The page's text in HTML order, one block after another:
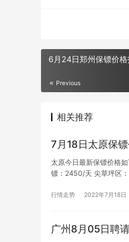
6月24日郑州保镖价格
Previous
相关推荐
7月18日太原保
太原今日最新保镖价格
镖：2450/天 尖草坪区
行情走势 2022年7月18日
广州8月05日聘